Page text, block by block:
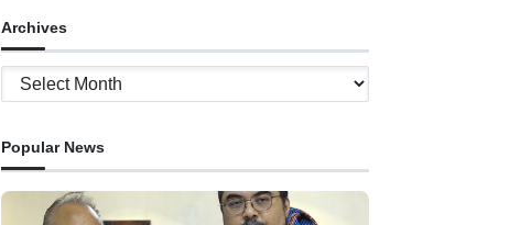
Archives
Archives
Popular News